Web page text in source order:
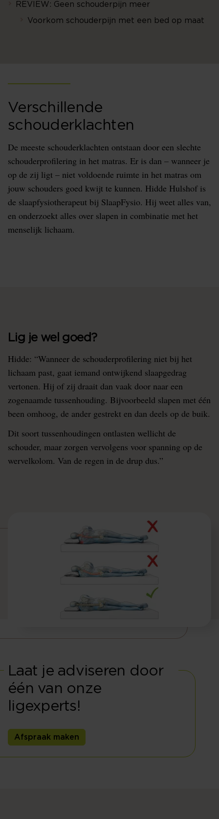
REVIEW: Geen schouderpijn meer
Voorkom schouderpijn met een bed op maat
Verschillende
schouderklachten
De meeste schouderklachten ontstaan door een slechte
schouderprofilering in het matras. Er is dan – wanneer je
op de zij ligt – niet voldoende ruimte in het matras om
jouw schouders goed kwijt te kunnen. Hidde Hulshof is
de slaapfysiotherapeut bij SlaapFysio. Hij weet alles van,
en onderzoekt alles over slapen in combinatie met het
menselijk lichaam.
Lig je wel goed?
Hidde: “Wanneer de schouderprofilering niet bij het
lichaam past, gaat iemand ontwijkend slaapgedrag
vertonen. Hij of zij draait dan vaak door naar een
zogenaamde tussenhouding. Bijvoorbeeld slapen met één
been omhoog, de ander gestrekt en dan deels op de buik.
Dit soort tussenhoudingen ontlasten wellicht de
schouder, maar zorgen vervolgens voor spanning op de
wervelkolom. Van de regen in de drup dus.”
Laat je adviseren door
één van onze
ligexperts!
Afspraak maken